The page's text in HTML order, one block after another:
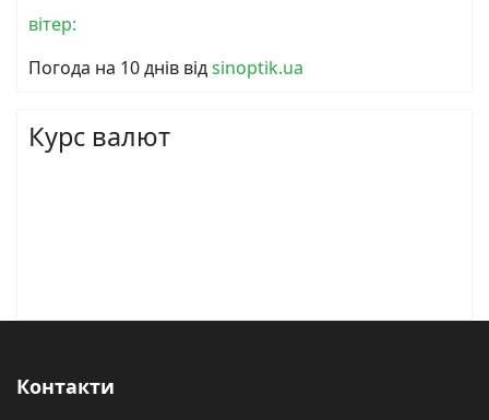
вітер:
Погода на 10 днів відsinoptik.ua
Курс валют
Контакти